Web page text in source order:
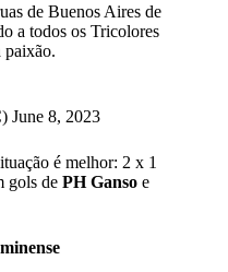
de Buenos Aires de
a todos os Tricolores
paixão.
June 8, 2023
é melhor: 2 x 1
gols de PH Ganso e